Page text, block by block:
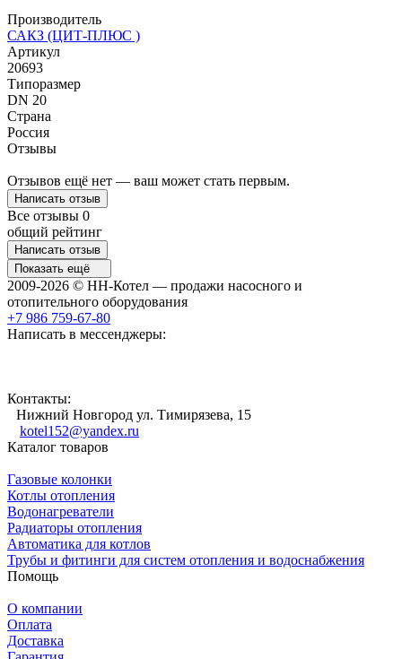
Производитель
САКЗ (ЦИТ-ПЛЮС )
Артикул
20693
Типоразмер
DN 20
Страна
Россия
Отзывы
Отзывов ещё нет — ваш может стать первым.
Написать отзыв
Все отзывы 0
общий рейтинг
Написать отзыв
Показать ещё
2009-2026 © НН-Котел — продажи насосного и
отопительного оборудования
+7 986 759-67-80
Написать в мессенджеры:
Контакты:
Нижний Новгород ул. Тимирязева, 15
kotel152@yandex.ru
Каталог товаров
Газовые колонки
Котлы отопления
Водонагреватели
Радиаторы отопления
Автоматика для котлов
Трубы и фитинги для систем отопления и водоснабжения
Помощь
О компании
Оплата
Доставка